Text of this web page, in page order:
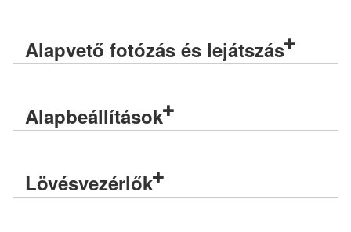
Alapvető fotózás és lejátszás
Alapbeállítások
Lövésvezérlők